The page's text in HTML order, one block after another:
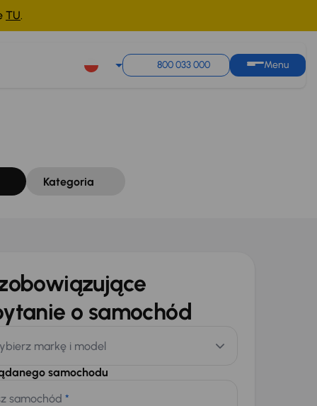
TU.
800 033 000 Menu
Kategoria
o samochód
markę i model
samochodu
samochód *